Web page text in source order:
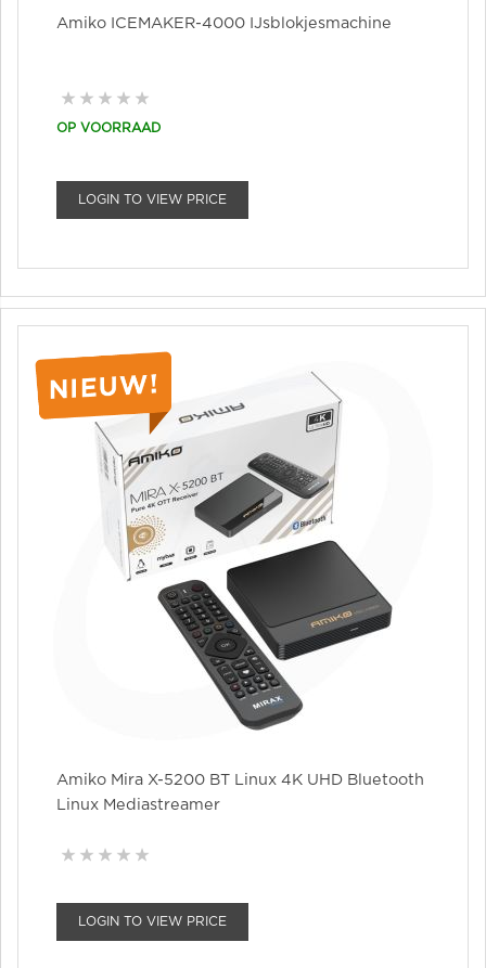
Amiko ICEMAKER-4000 IJsblokjesmachine
OP VOORRAAD
LOGIN TO VIEW PRICE
Amiko Mira X-5200 BT Linux 4K UHD Bluetooth
Linux Mediastreamer
LOGIN TO VIEW PRICE